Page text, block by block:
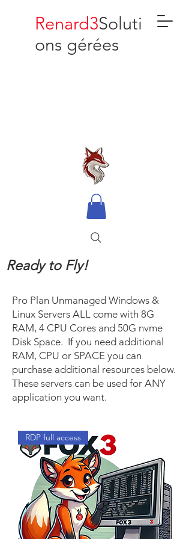
Renard3Soluti
ons gérées
Ready to Fly!
Pro Plan Unmanaged Windows &
Linux Servers ALL come with 8G
RAM, 4 CPU Cores and 50G nvme
Disk Space. If you need additional
RAM, CPU or SPACE you can
purchase additional resources below.
These servers can be used for ANY
application you want.
RDP full access